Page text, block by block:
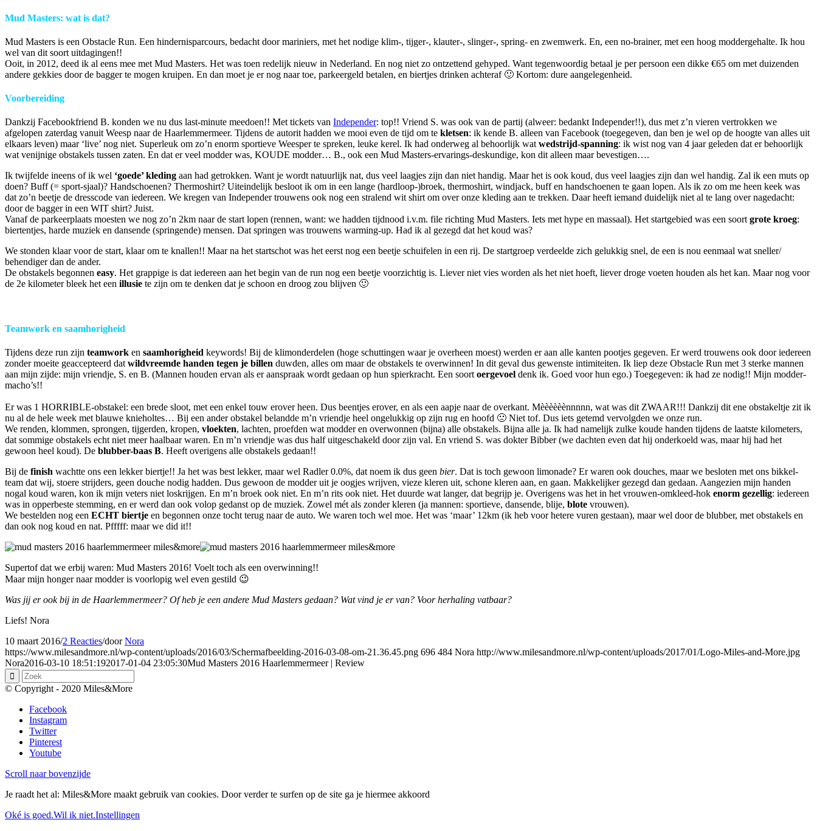
Mud Masters: wat is dat?
Mud Masters is een Obstacle Run. Een hindernisparcours, bedacht door mariniers, met het nodige klim-, tijger-, klauter-, slinger-, spring- en zwemwerk. En, een no-brainer, met een hoog moddergehalte. Ik hou
wel van dit soort uitdagingen!!
Ooit, in 2012, deed ik al eens mee met Mud Masters. Het was toen redelijk nieuw in Nederland. En nog niet zo ontzettend gehyped. Want tegenwoordig betaal je per persoon een dikke €65 om met duizenden
andere gekkies door de bagger te mogen kruipen. En dan moet je er nog naar toe, parkeergeld betalen, en biertjes drinken achteraf 🙂 Kortom: dure aangelegenheid.
Voorbereiding
Dankzij Facebookfriend B. konden we nu dus last-minute meedoen!! Met tickets van Independer: top!! Vriend S. was ook van de partij (alweer: bedankt Independer!!), dus met z’n vieren vertrokken we
afgelopen zaterdag vanuit Weesp naar de Haarlemmermeer. Tijdens de autorit hadden we mooi even de tijd om te kletsen: ik kende B. alleen van Facebook (toegegeven, dan ben je wel op de hoogte van alles uit
elkaars leven) maar ‘live’ nog niet. Superleuk om zo’n enorm sportieve Weesper te spreken, leuke kerel. Ik had onderweg al behoorlijk wat wedstrijd-spanning: ik wist nog van 4 jaar geleden dat er behoorlijk
wat venijnige obstakels tussen zaten. En dat er veel modder was, KOUDE modder… B., ook een Mud Masters-ervarings-deskundige, kon dit alleen maar bevestigen….
Ik twijfelde ineens of ik wel ‘goede’ kleding aan had getrokken. Want je wordt natuurlijk nat, dus veel laagjes zijn dan niet handig. Maar het is ook koud, dus veel laagjes zijn dan wel handig. Zal ik een muts op
doen? Buff (= sport-sjaal)? Handschoenen? Thermoshirt? Uiteindelijk besloot ik om in een lange (hardloop-)broek, thermoshirt, windjack, buff en handschoenen te gaan lopen. Als ik zo om me heen keek was
dat zo’n beetje de dresscode van iedereen. We kregen van Independer trouwens ook nog een stralend wit shirt om over onze kleding aan te trekken. Daar heeft iemand duidelijk niet al te lang over nagedacht:
door de bagger in een WIT shirt? Juist.
Vanaf de parkeerplaats moesten we nog zo’n 2km naar de start lopen (rennen, want: we hadden tijdnood i.v.m. file richting Mud Masters. Iets met hype en massaal). Het startgebied was een soort grote kroeg:
biertentjes, harde muziek en dansende (springende) mensen. Dat springen was trouwens warming-up. Had ik al gezegd dat het koud was?
We stonden klaar voor de start, klaar om te knallen!! Maar na het startschot was het eerst nog een beetje schuifelen in een rij. De startgroep verdeelde zich gelukkig snel, de een is nou eenmaal wat sneller/
behendiger dan de ander.
De obstakels begonnen easy. Het grappige is dat iedereen aan het begin van de run nog een beetje voorzichtig is. Liever niet vies worden als het niet hoeft, liever droge voeten houden als het kan. Maar nog voor
de 2e kilometer bleek het een illusie te zijn om te denken dat je schoon en droog zou blijven 🙂
Teamwork en saamhorigheid
Tijdens deze run zijn teamwork en saamhorigheid keywords! Bij de klimonderdelen (hoge schuttingen waar je overheen moest) werden er aan alle kanten pootjes gegeven. Er werd trouwens ook door iedereen
zonder moeite geaccepteerd dat wildvreemde handen tegen je billen duwden, alles om maar de obstakels te overwinnen! In dit geval dus gewenste intimiteiten. Ik liep deze Obstacle Run met 3 sterke mannen
aan mijn zijde: mijn vriendje, S. en B. (Mannen houden ervan als er aanspraak wordt gedaan op hun spierkracht. Een soort oergevoel denk ik. Goed voor hun ego.) Toegegeven: ik had ze nodig!! Mijn modder-
macho’s!!
Er was 1 HORRIBLE-obstakel: een brede sloot, met een enkel touw erover heen. Dus beentjes erover, en als een aapje naar de overkant. Mèèèèèènnnnn, wat was dit ZWAAR!!! Dankzij dit ene obstakeltje zit ik
nu al de hele week met blauwe knieholtes… Bij een ander obstakel belandde m’n vriendje heel ongelukkig op zijn rug en hoofd 🙁 Niet tof. Dus iets getemd vervolgden we onze run.
We renden, klommen, sprongen, tijgerden, kropen, vloekten, lachten, proefden wat modder en overwonnen (bijna) alle obstakels. Bijna alle ja. Ik had namelijk zulke koude handen tijdens de laatste kilometers,
dat sommige obstakels echt niet meer haalbaar waren. En m’n vriendje was dus half uitgeschakeld door zijn val. En vriend S. was dokter Bibber (we dachten even dat hij onderkoeld was, maar hij had het
gewoon heel koud). De blubber-baas B. Heeft overigens alle obstakels gedaan!!
Bij de finish wachtte ons een lekker biertje!! Ja het was best lekker, maar wel Radler 0.0%, dat noem ik dus geen bier. Dat is toch gewoon limonade? Er waren ook douches, maar we besloten met ons bikkel-
team dat wij, stoere strijders, geen douche nodig hadden. Dus gewoon de modder uit je oogjes wrijven, vieze kleren uit, schone kleren aan, en gaan. Makkelijker gezegd dan gedaan. Aangezien mijn handen
nogal koud waren, kon ik mijn veters niet loskrijgen. En m’n broek ook niet. En m’n rits ook niet. Het duurde wat langer, dat begrijp je. Overigens was het in het vrouwen-omkleed-hok enorm gezellig: iedereen
was in opperbeste stemming, en er werd dan ook volop gedanst op de muziek. Zowel mét als zonder kleren (ja mannen: sportieve, dansende, blije, blote vrouwen).
We bestelden nog een ECHT biertje en begonnen onze tocht terug naar de auto. We waren toch wel moe. Het was ‘maar’ 12km (ik heb voor hetere vuren gestaan), maar wel door de blubber, met obstakels en
dan ook nog koud en nat. Pfffff: maar we did it!!
Supertof dat we erbij waren: Mud Masters 2016! Voelt toch als een overwinning!!
Maar mijn honger naar modder is voorlopig wel even gestild 😉
Was jij er ook bij in de Haarlemmermeer? Of heb je een andere Mud Masters gedaan? Wat vind je er van? Voor herhaling vatbaar?
Liefs! Nora
10 maart 2016/2 Reacties/doorNora
https://www.milesandmore.nl/wp-content/uploads/2016/03/Schermafbeelding-2016-03-08-om-21.36.45.png 696 484 Nora http://www.milesandmore.nl/wp-content/uploads/2017/01/Logo-Miles-and-More.jpg
Nora2016-03-10 18:51:192017-01-04 23:05:30Mud Masters 2016 Haarlemmermeer | Review
© Copyright - 2020 Miles&More
Facebook
Instagram
Twitter
Pinterest
Youtube
Scroll naar bovenzijde
Je raadt het al: Miles&More maakt gebruik van cookies. Door verder te surfen op de site ga je hiermee akkoord
Oké is goed.Wil ik niet.Instellingen